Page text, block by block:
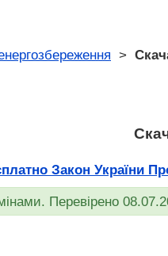
>
Закон України
Перевірено